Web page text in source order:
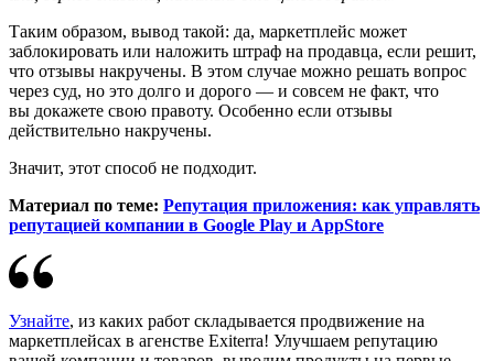
Таким образом, вывод такой: да, маркетплейс может
заблокировать или наложить штраф на продавца, если решит,
что отзывы накручены. В этом случае можно решать вопрос
через суд, но это долго и дорого — и совсем не факт, что
вы докажете свою правоту. Особенно если отзывы
действительно накручены.
Значит, этот способ не подходит.
Материал по теме: Репутация приложения: как управлять
репутацией компании в Google Play и AppStore
Узнайте, из каких работ складывается продвижение на
маркетплейсах в агенстве Exiterra! Улучшаем репутацию